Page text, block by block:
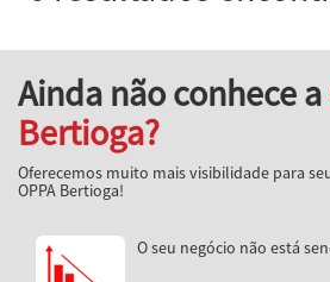
Ainda não conhece a
Bertioga?
Oferecemos muito mais visibilidade para
OPPA Bertioga!
O seu negócio não está